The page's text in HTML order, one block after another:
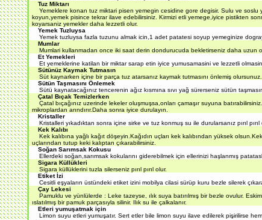
Tuz Miktarı
Yemeklere konan tuz miktari pisen yemegin cesidine gore degisir. Sulu ve soslu
koyun,yemek pisince tekrar ilave edebilirsiniz. Kirmizi etli yemege,iyice pistikten
koyarsaniz yemekler daha lezzetli olur.
Yemek Tuzluysa
Yemek tuzluysa fazla tuzunu almak icin,1 adet patatesi soyup yemeginize
Mumlar
Mumlari kullanmadan once iki saat derin dondurucuda bekletirseniz daha uzun
Et Yemekleri
Et yemeklerine katilan bir miktar sarap etin iyice yumusamasini ve lezzetli
Sütünüz Kaymak Tutmasın
Süt kaynarken içine bir parça tuz atarsanız kaymak tutmasını önlemiş olursunuz.
Sütün Taşmasını Önlemek
Sütü kaynatacağınız tencerenin ağız kısmına sıvı yağ sürerseniz sütün
Çatal Bıçak Temizlerken
Çatal bıçağınız uzerinde lekeler oluşmuşsa,onları çamaşır suyuna
mikroplardan arındırır.Daha sonra iyice durulayın.
Kristaller
Kristalleri yıkadıktan sonra içine sirke ve tuz konmuş su ile durularsanız pırıl pırıl
Kek Kalıbı
Kek kalıbına yağlı kağıt döşeyin.Kağıdın uçları kek kalıbından yüksek olsun.Keki
uçlarından tutup keki kalıptan çıkarabilirsiniz.
Soğan Sarımsak Kokusu
Ellerdeki soğan,sarımsak kokularını giderebilmek için ellerinizi haşlanmış
Sigara Küllükleri
Sigara küllüklerini tuzla silerseniz pırıl pırıl olur.
Etiket İzi
Cesitli eşyaların üstündeki etiket izini mobilya cilasi sürüp kuru bezle silerek
Çay Lekesi
Pamuklu ve yünlülerde : Leke tazeyse, ılık suya batırılmış bir bezle ovulur.
ıslatılmış bir pamuk parçasıyla silinir. Ilık su ile çalkalanır.
Etleri yumuşatmak için
Limon suyu etleri yumuşatır. Sert etler bile limon suyu ilave edilerek pişirilirse